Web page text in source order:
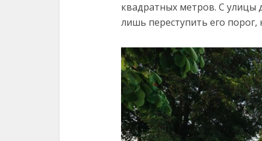
квадратных метров. С улицы
лишь переступить его